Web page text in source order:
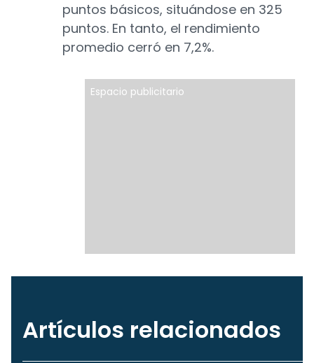
puntos básicos, situándose en 325
puntos. En tanto, el rendimiento
promedio cerró en 7,2%.
Espacio publicitario
Artículos relacionados